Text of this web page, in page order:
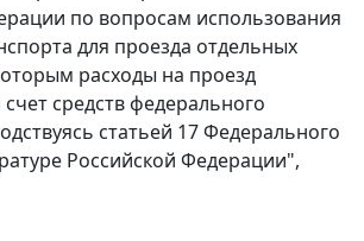
по вопросам использования
для проезда отдельных
расходы на проезд
средств федерального
статьей 17 Федерального
Российской Федерации",